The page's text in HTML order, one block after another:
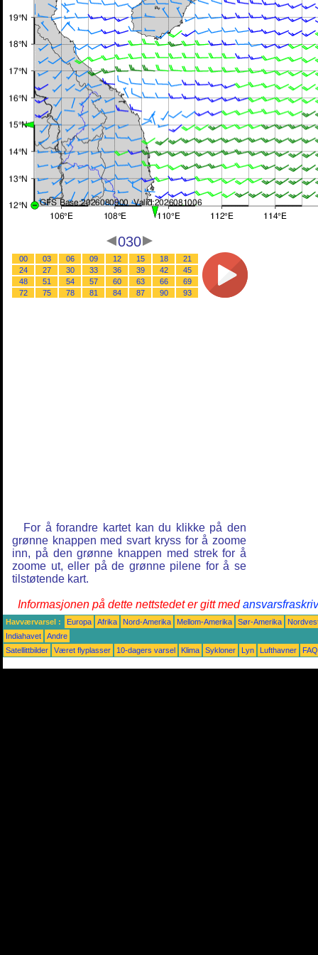
030
00 03 06 09 12 15 18
21
24
27 30 33 36 39 42
45
48
51 54 57 60 63 66
69
72
75 78 81 84 87 90 93
For å forandre kartet kan du klikke på den
grønne knappen med svart kryss for å zoome
inn, på den grønne knappen med strek for å
zoome ut, eller på de grønne pilene for å se
tilstøtende kart.
Informasjonen på dette nettstedet er gitt med
Havværvarsel : Europa Afrika Nord-Amerika Mellom-Amerika Sør-Amerika
Indiahavet
Andre
Satellittbilder
Været flyplasser 10-dagers varsel Klima Sykloner Lyn Lufthavner FAQ